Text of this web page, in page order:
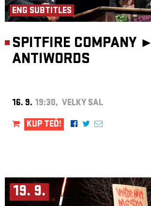
ENG SUBTITLES
SPITFIRE COMPANY ►
ANTIWORDS
16. 9. 19:30, VELKÝ SÁL
KUP TEĎ!
19. 9.